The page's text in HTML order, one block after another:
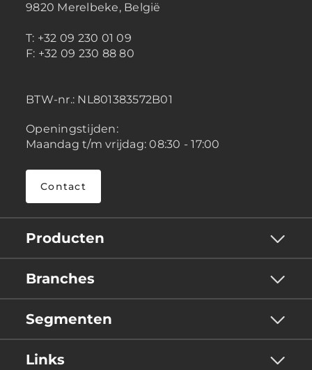
9820 Merelbeke, België
T: +32 09 230 01 09
F: +32 09 230 88 80
BTW-nr.: NL801383572B01
Openingstijden:
Maandag t/m vrijdag: 08:30 - 17:00
Contact
Producten
Branches
Segmenten
Links